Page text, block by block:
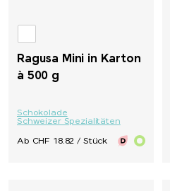
Ragusa Mini in Karton
à 500 g
Schokolade
Schweizer Spezialitäten
Ab CHF 18.82 / Stück